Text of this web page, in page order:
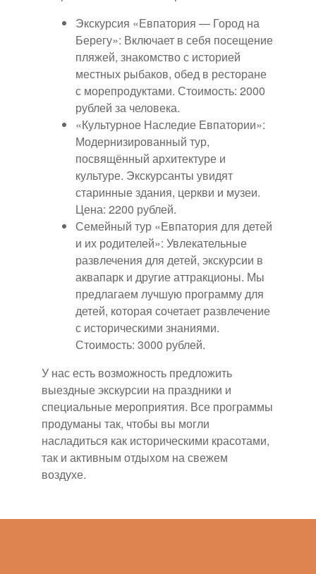
Экскурсия «Евпатория — Город на
Берегу»: Включает в себя посещение
пляжей, знакомство с историей
местных рыбаков, обед в ресторане
с морепродуктами. Стоимость: 2000
рублей за человека.
«Культурное Наследие Евпатории»:
Модернизированный тур,
посвящённый архитектуре и
культуре. Экскурсанты увидят
старинные здания, церкви и музеи.
Цена: 2200 рублей.
Семейный тур «Евпатория для детей
и их родителей»: Увлекательные
развлечения для детей, экскурсии в
аквапарк и другие аттракционы. Мы
предлагаем лучшую программу для
детей, которая сочетает развлечение
с историческими знаниями.
Стоимость: 3000 рублей.
У нас есть возможность предложить
выездные экскурсии на праздники и
специальные мероприятия. Все программы
продуманы так, чтобы вы могли
насладиться как историческими красотами,
так и активным отдыхом на свежем
воздухе.